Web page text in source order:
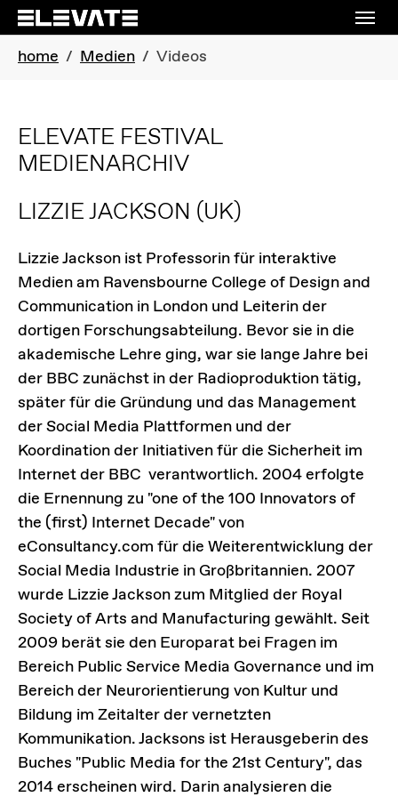
Skip to main navigation
Skip to main content
Skip to page footer
You are here:
home Medien Videos
ELEVATE FESTIVAL
MEDIENARCHIV
LIZZIE JACKSON (UK)
Lizzie Jackson ist Professorin für interaktive
Medien am Ravensbourne College of Design and
Communication in London und Leiterin der
dortigen Forschungsabteilung. Bevor sie in die
akademische Lehre ging, war sie lange Jahre bei
der BBC zunächst in der Radioproduktion tätig,
später für die Gründung und das Management
der Social Media Plattformen und der
Koordination der Initiativen für die Sicherheit im
Internet der BBC verantwortlich. 2004 erfolgte
die Ernennung zu "one of the 100 Innovators of
the (first) Internet Decade" von
eConsultancy.com für die Weiterentwicklung der
Social Media Industrie in Großbritannien. 2007
wurde Lizzie Jackson zum Mitglied der Royal
Society of Arts and Manufacturing gewählt. Seit
2009 berät sie den Europarat bei Fragen im
Bereich Public Service Media Governance und im
Bereich der Neurorientierung von Kultur und
Bildung im Zeitalter der vernetzten
Kommunikation. Jacksons ist Herausgeberin des
Buches "Public Media for the 21st Century", das
2014 erscheinen wird. Darin analysieren die